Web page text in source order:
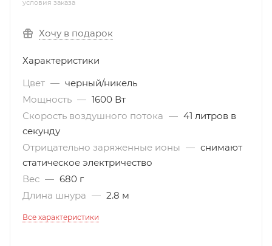
условия заказа
Хочу в подарок
Характеристики
Цвет — черный/никель
Мощность — 1600 Вт
Скорость воздушного потока — 41 литров в
секунду
Отрицательно заряженные ионы — снимают
статическое электричество
Вес — 680 г
Длина шнура — 2.8 м
Все характеристики